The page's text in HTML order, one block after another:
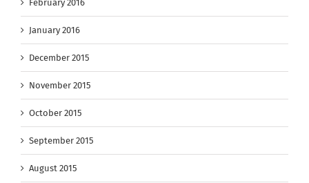
February 2016
January 2016
December 2015
November 2015
October 2015
September 2015
August 2015